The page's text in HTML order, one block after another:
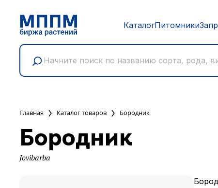
КаталогПитомники
Главная Каталог товаров Бородник
Бородник
Jovibarba